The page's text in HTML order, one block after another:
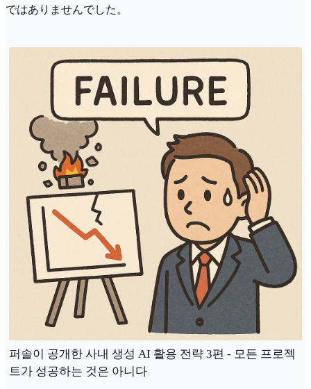
ではありませんでした。
퍼솔이 공개한 사내 생성 AI 활용 전략 3편 - 모든 프로젝
트가 성공하는 것은 아니다